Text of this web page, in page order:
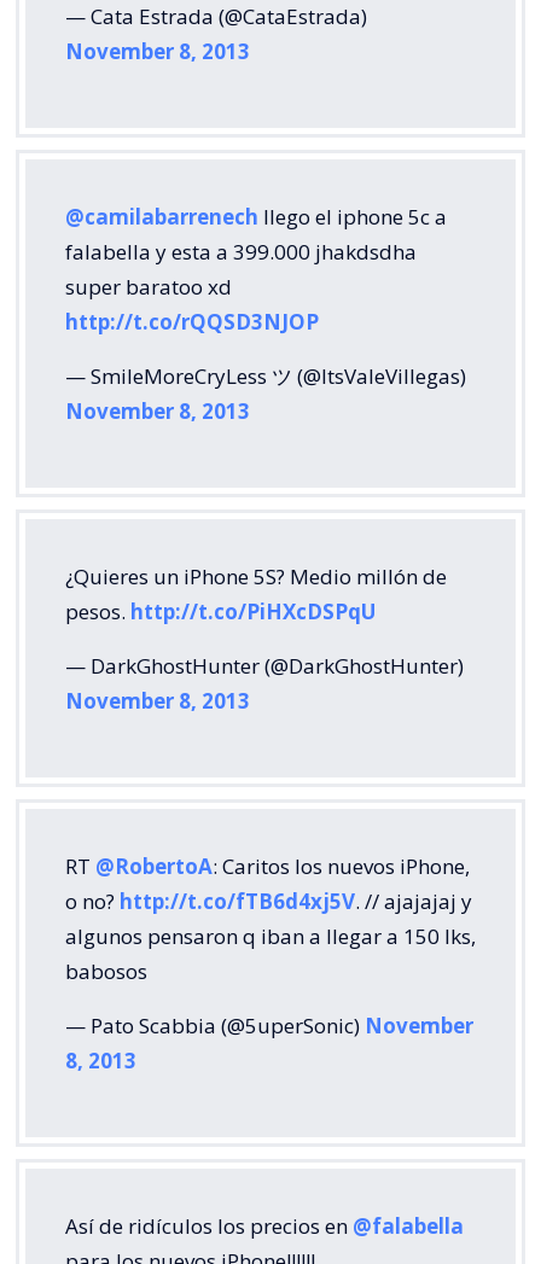
— Cata Estrada (@CataEstrada)
November 8, 2013
@camilabarrenech llego el iphone 5c a
falabella y esta a 399.000 jhakdsdha
super baratoo xd
http://t.co/rQQSD3NJOP
— SmileMoreCryLess ツ (@ItsValeVillegas)
November 8, 2013
¿Quieres un iPhone 5S? Medio millón de
pesos. http://t.co/PiHXcDSPqU
— DarkGhostHunter (@DarkGhostHunter)
November 8, 2013
RT @RobertoA: Caritos los nuevos iPhone,
o no? http://t.co/fTB6d4xj5V. // ajajajaj y
algunos pensaron q iban a llegar a 150 lks,
babosos
— Pato Scabbia (@5uperSonic) November
8, 2013
Así de ridículos los precios en @falabella